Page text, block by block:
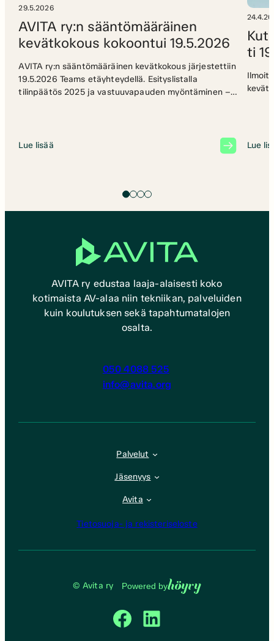
AVITA ry:n sääntömääräinen
kevätkokous kokoontui 19.5.2026
29.5.2026
AVITA ry:n sääntömääräinen kevätkokous järjestettiin
19.5.2026 Teams etäyhteydellä. Esityslistalla
tilinpäätös 2025 ja vastuuvapauden myöntäminen –
Ammattiviestintä Oy:n osalta.– Kokous vahvisti
Lue lisää
ti
Lue
AVITA ry edustaa laaja-alaisesti koko
kotimaista AV-alaa niin tekniikan, palveluiden
kuin koulutuksen sekä tapahtumatalojen
osalta.
050 4088 525
info@avita.org
Palvelut
Jäsenyys
Avita
Tietosuoja- ja rekisteriseloste
© Avita ry Powered byHöyry
Facebook
LinkedIn